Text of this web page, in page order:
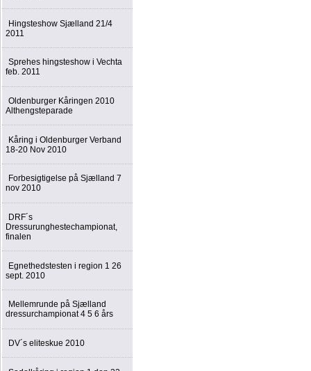
Hingsteshow Sjælland 21/4
2011
Sprehes hingsteshow i Vechta
feb. 2011
Oldenburger Kåringen 2010
Althengsteparade
Kåring i Oldenburger Verband
18-20 Nov 2010
Forbesigtigelse på Sjælland 7
nov 2010
DRF´s
Dressurunghestechampionat,
finalen
Egnethedstesten i region 1 26
sept. 2010
Mellemrunde på Sjælland
dressurchampionat 4 5 6 års
DV´s eliteskue 2010